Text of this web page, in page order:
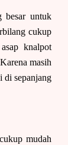
besar untuk
cukup
knalpot
masih
di sepanjang
mudah